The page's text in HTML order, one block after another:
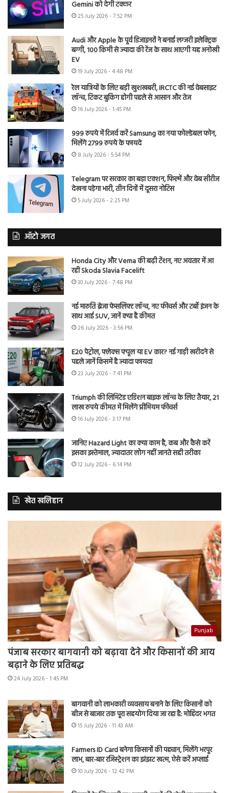
Gemini को देगी टक्कर
25 July 2026 - 7:52 PM
Audi और Apple के पूर्व डिजाइनरों ने बनाई लग्जरी इलेक्ट्रिक
बग्गी, 100 किमी से ज्यादा की रेंज के साथ आएगी यह अनोखी
EV
19 July 2026 - 4:48 PM
रेल यात्रियों के लिए बड़ी खुशखबरी, IRCTC की नई वेबसाइट
लॉन्च, टिकट बुकिंग होगी पहले से आसान और तेज
16 July 2026 - 1:45 PM
999 रुपये में रिजर्व करें Samsung का नया फोल्डेबल फोन,
मिलेंगे 2799 रुपये के फायदे
8 July 2026 - 5:54 PM
Telegram पर सरकार का बड़ा एक्शन, फिल्में और वेब सीरीज
देखना पड़ेगा भारी, तीन दिनों में दूसरा नोटिस
5 July 2026 - 2:25 PM
ऑटो जगत
Honda City और Verna की बढ़ी टेंशन, नए अवतार में आ
रही Skoda Slavia Facelift
30 July 2026 - 7:48 PM
नई मारुति ब्रेजा फेसलिफ्ट लॉन्च, नए फीचर्स और टर्बो इंजन के
साथ आई SUV, जानें क्या है कीमत
26 July 2026 - 3:56 PM
E20 पेट्रोल, फ्लेक्स फ्यूल या EV कार? नई गाड़ी खरीदने से
पहले जानें किसमें है ज्यादा फायदा
23 July 2026 - 7:41 PM
Triumph की लिमिटेड एडिशन बाइक लॉन्च के लिए तैयार, 21
लाख रुपये कीमत में मिलेंगे प्रीमियम फीचर्स
16 July 2026 - 3:17 PM
जानिए Hazard Light का क्या काम है, कब और कैसे करें
इसका इस्तेमाल, ज्यादातर लोग नहीं जानते सही तरीका
12 July 2026 - 6:14 PM
खेत खलिहान
Punjab
पंजाब सरकार बागवानी को बढ़ावा देने और किसानों की आय
बढ़ाने के लिए प्रतिबद्ध
24 July 2026 - 1:45 PM
बागवानी को लाभकारी व्यवसाय बनाने के लिए किसानों को
बीज से बाजार तक पूरा सहयोग दिया जा रहा है: मोहिंदर भगत
15 July 2026 - 11:43 AM
Farmers ID Card बनेगा किसानों की पहचान, मिलेंगे भरपूर
लाभ, बार-बार रजिस्ट्रेशन का झंझट खत्म, ऐसे करें अप्लाई
10 July 2026 - 12:42 PM